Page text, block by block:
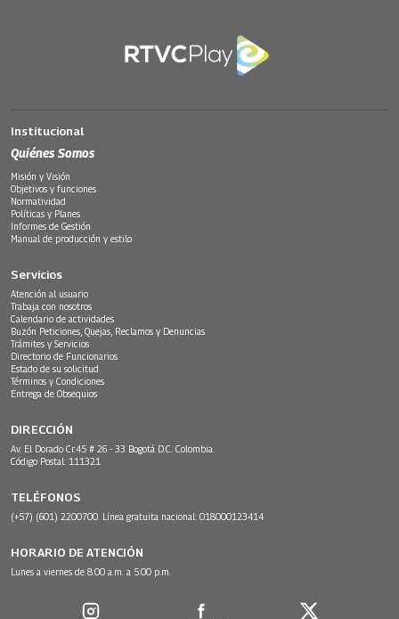
Institucional
Quiénes Somos
Misión y Visión
Objetivos y funciones
Normatividad
Políticas y Planes
Informes de Gestión
Manual de producción y estilo
Servicios
Atención al usuario
Trabaja con nosotros
Calendario de actividades
Buzón Peticiones, Quejas, Reclamos y Denuncias
Trámites y Servicios
Directorio de Funcionarios
Estado de su solicitud
Términos y Condiciones
Entrega de Obsequios
DIRECCIÓN
Av. El Dorado Cr.45 # 26 - 33 Bogotá D.C. Colombia.
Código Postal: 111321
TELÉFONOS
(+57) (601) 2200700. Línea gratuita nacional: 018000123414
HORARIO DE ATENCIÓN
Lunes a viernes de 8:00 a.m. a 5:00 p.m.